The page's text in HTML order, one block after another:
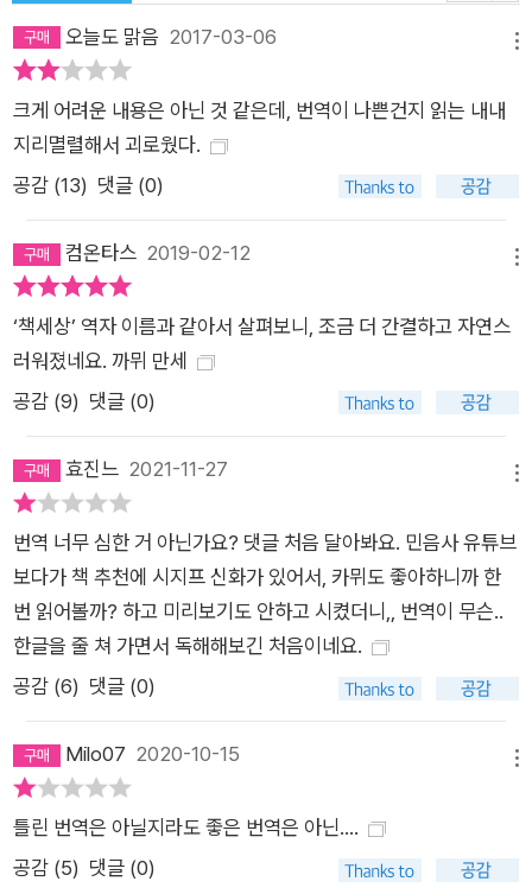
다. 신문에서는 흔히 ‘실연’이니 ‘불치의 병’이니 운운한다. 이와
같은 설명은 그럴듯해 보인다. 그러나 바로 그날, 절망에 빠진 사
람의 친구 하나가 그에게 무관심한 어조로 대꾸한 적은 없었는지
알아보아야 할 것이다. 바로 그자가 죄인이다. 그것 한 가지만으
로도 그때까지 유예 상태에 있던 모든 원한과 모든 권태가 한꺼번
에 밀어닥치기에 충분하기 때문이다. - 본문 18쪽 카뮈에게 자살
은 공허하고 부조리한 세계를 앞에 둔 인간이 선택할 수 있는 제1
의 방안이다. 그러나 카뮈에게 그것은 올바른 해답이 아니라고 말
한다. 그것은 “삶을 직시하는 명철한 의식에서 빛의 세계 밖으로
의 도피로 인도하는 이 치명적 유희”일 뿐이라는 것이다. 카뮈가
제시하는 제2의 방안은 ‘희망’이다. 그러나 희망 역시 “삶 그 자체
를 위해서가 아니라 어떤 거창한 관념, 삶을 초월하고 그 삶을 승
화시키며 삶에 어떤 의미를 주어 결국은 삶을 배반하는 어떤 거창
한 관념을 위해 사는 사람들의 속임수”일 뿐이다. 내세의 희망을
품고 사는 것은 현세에 대한 기만행위나 다름없기 때문이다. 이리
하여 나는 부조리에서 세 가지 귀결을 이끌어 낸다. 그것은 바로
나의 반항, 나의 자유 그리고 나의 열정이다. 오직 의식의 활동을
통해 나는 죽음으로의 초대였던 것을 삶의 법칙으로 바꾸어 놓는
다. 그래서 나는 자살을 거부한다. - 본문 97쪽 마지막으로 제3의
는 앞에서 언급한 두 가지 방안인 ‘자살’과 ‘희망’이 모두 삶을 직
시하지 않고 망각과 무(無)로 도피하는 처사라고 한계를 둔다. 그
‘반항’이다. 영원히 돌을 산 위로 밀어올리기를 반복하는 저주를
받은 그리스 신화의 시지프와 같은 인생을 사는 인간에게 가장 필
오늘도 맑음 2017-03-06
크게 어려운 내용은 아닌 것 같은데, 번역이 나쁜건지 읽는 내내
지리멸렬해서 괴로웠다.
공감 (13) 댓글 (0)
컴온타스 2019-02-12
‘책세상’ 역자 이름과 같아서 살펴보니, 조금 더 간결하고 자연스
러워졌네요. 까뮈 만세
공감 (9) 댓글 (0)
효진느 2021-11-27
번역 너무 심한 거 아닌가요? 댓글 처음 달아봐요. 민음사 유튜브
보다가 책 추천에 시지프 신화가 있어서, 카뮈도 좋아하니까 한
번 읽어볼까? 하고 미리보기도 안하고 시켰더니,, 번역이 무슨..
한글을 줄 쳐 가면서 독해해보긴 처음이네요.
공감 (6) 댓글 (0)
Milo07 2020-10-15
틀린 번역은 아닐지라도 좋은 번역은 아닌....
공감 (5) 댓글 (0)